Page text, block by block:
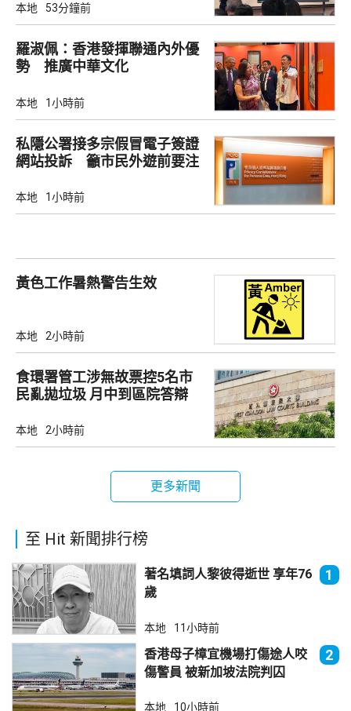
本地 53分鐘前
羅淑佩：香港發揮聯通內外優
勢 推廣中華文化
本地 1小時前
私隱公署接多宗假冒電子簽證
網站投訴 籲市民外遊前要注
本地 1小時前
黃色工作暑熱警告生效
本地 2小時前
食環署管工涉無故票控5名市
民亂拋垃圾 月中到區院答辯
本地 2小時前
更多新聞
至 Hit 新聞排行榜
著名填詞人黎彼得逝世 享年76
歲
1
本地 11小時前
香港母子樟宜機場打傷途人咬
傷警員 被新加坡法院判囚
2
本地 10小時前